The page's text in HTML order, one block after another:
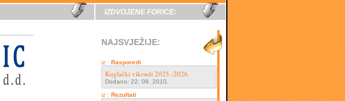
IZDVOJENE FORICE:
NAJSVJEŽIJE:
iz : Rasporedi
Kuglački vikendi 2025.-2026.
Dodano: 22. 09. 2010.
iz : Rezultati